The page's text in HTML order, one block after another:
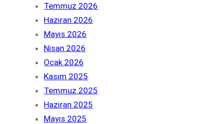
Temmuz 2026
Haziran 2026
Mayıs 2026
Nisan 2026
Ocak 2026
Kasım 2025
Temmuz 2025
Haziran 2025
Mayıs 2025